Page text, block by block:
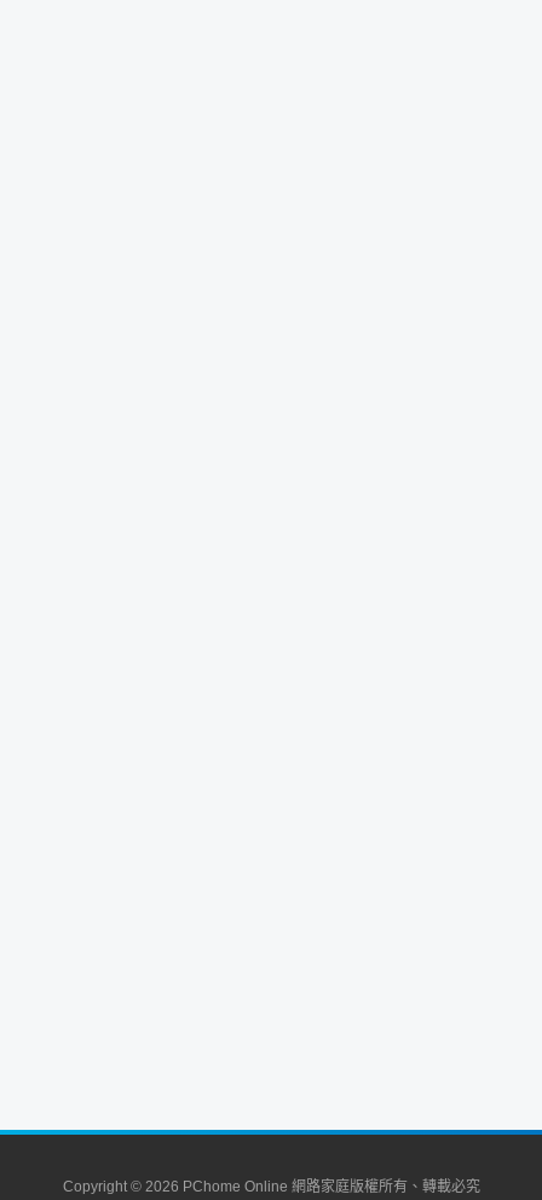
Copyright © 2026 PChome Online 網路家庭版權所有、轉載必究